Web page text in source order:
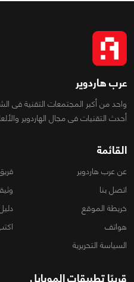
عرب هاردوير
واحد من أكبر المجتمعات التقنية فى
أحدث التقنيات فى مجال الهاردوير
القائمة
عن عرب هاردوير
اتصل بنا
خريطة الموقع
هواتف
السياسة التحريرية
قريبًا تطبيقات الموبايل